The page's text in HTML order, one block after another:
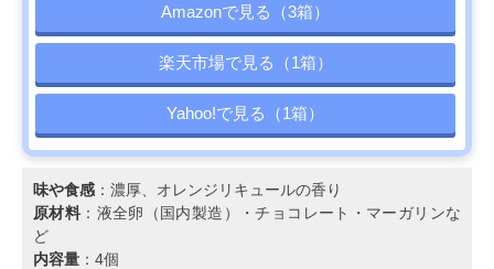
Amazonで見る（3箱）
楽天市場で見る（1箱）
Yahoo!で見る（1箱）
味や食感 ：濃厚、オレンジリキュールの香り
原材料 ：液全卵（国内製造）・チョコレート・マーガリンな
ど
内容量 ：4個